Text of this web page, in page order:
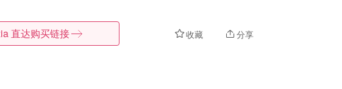
收藏 分享
直达购买链接